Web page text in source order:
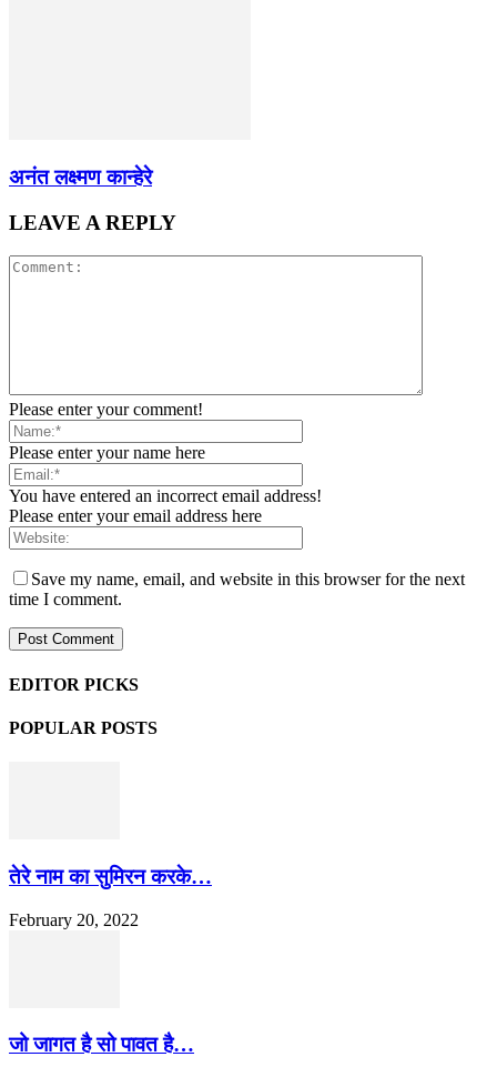
अनंत लक्ष्मण कान्हेरे
LEAVE A REPLY
Please enter your comment!
Please enter your name here
You have entered an incorrect email address!
Please enter your email address here
Save my name, email, and website in this browser for the next
time I comment.
EDITOR PICKS
POPULAR POSTS
तेरे नाम का सुमिरन करके…
February 20, 2022
जो जागत है सो पावत है…